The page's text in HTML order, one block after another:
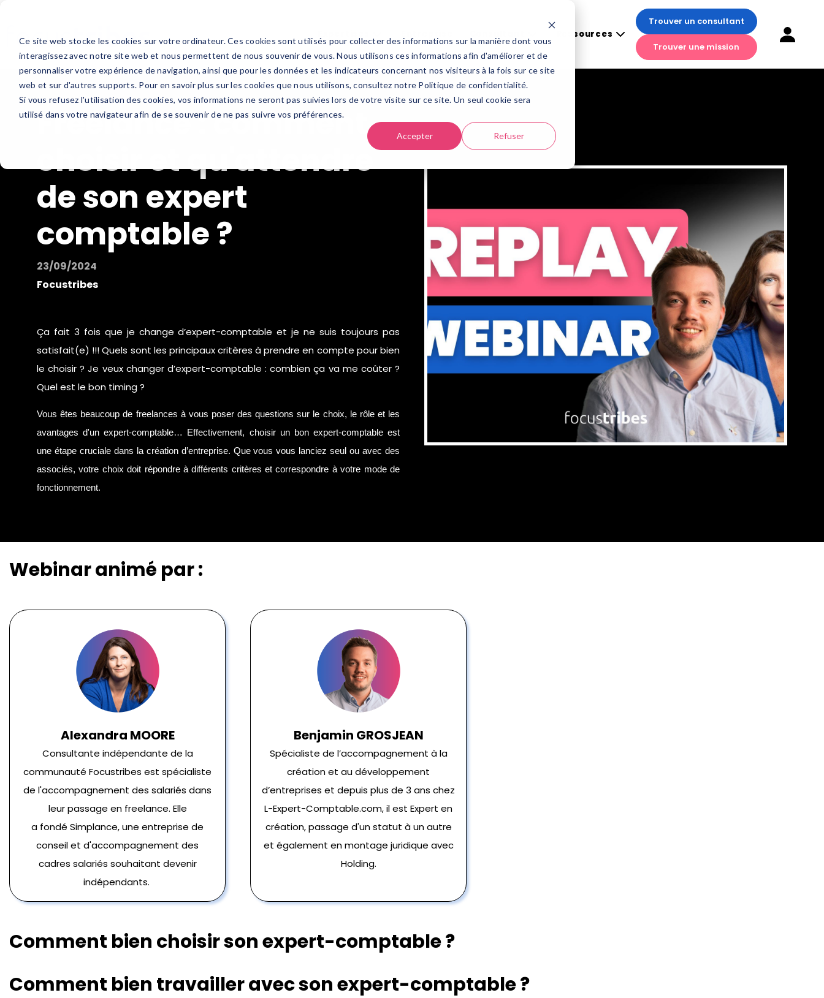
Ce site web stocke les cookies sur votre ordinateur. Ces cookies sont utilisés pour collecter des informations sur la manière dont vous
interagissez avec notre site web et nous permettent de nous souvenir de vous. Nous utilisons ces informations afin d'améliorer et de
personnaliser votre expérience de navigation, ainsi que pour les données et les indicateurs concernant nos visiteurs à la fois sur ce site
web et sur d'autres supports. Pour en savoir plus sur les cookies que nous utilisons, consultez notre Politique de confidentialité.
Si vous refusez l'utilisation des cookies, vos informations ne seront pas suivies lors de votre visite sur ce site. Un seul cookie sera
utilisé dans votre navigateur afin de se souvenir de ne pas suivre vos préférences.
Accepter Refuser
Ressources
Trouver un consultant
Trouver une mission
Ressources
Trouver un consultant
Trouver une mission
Freelance : comment
choisir et qu'attendre
de son expert
comptable ?
23/09/2024
Focustribes
Ça fait 3 fois que je change d’expert-comptable et je ne suis toujours pas
satisfait(e) !!! Quels sont les principaux critères à prendre en compte pour bien
le choisir ? Je veux changer d’expert-comptable : combien ça va me coûter ?
Quel est le bon timing ?
Vous êtes beaucoup de freelances à vous poser des questions sur le choix, le rôle et les
avantages d'un expert-comptable… Effectivement, choisir un bon expert-comptable est
une étape cruciale dans la création d’entreprise. Que vous vous lanciez seul ou avec des
associés, votre choix doit répondre à différents critères et correspondre à votre mode de
fonctionnement.
Webinar animé par :
Alexandra MOORE
Consultante indépendante de la
communauté Focustribes est spécialiste
de l'accompagnement des salariés dans
leur passage en freelance. Elle
a fondé Simplance, une entreprise de
conseil et d'accompagnement des
cadres salariés souhaitant devenir
indépendants.
Benjamin GROSJEAN
Spécialiste de l’accompagnement à la
création et au développement
d’entreprises et depuis plus de 3 ans chez
L-Expert-Comptable.com, il est Expert en
création, passage d'un statut à un autre
et également en montage juridique avec
Holding.
Comment bien choisir son expert-comptable ?
Comment bien travailler avec son expert-comptable ?